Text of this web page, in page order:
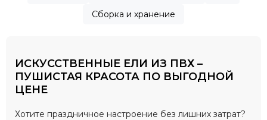
Сборка и хранение
ИСКУССТВЕННЫЕ ЕЛИ ИЗ ПВХ –
ПУШИСТАЯ КРАСОТА ПО ВЫГОДНОЙ
ЦЕНЕ
Хотите праздничное настроение без лишних затрат?